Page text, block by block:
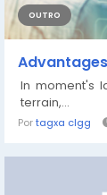
OUTRO
In moment's
terrain,...
Portagxa clgg